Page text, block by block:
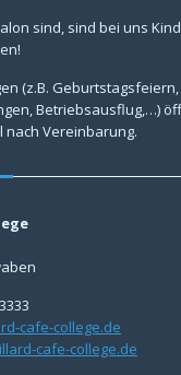
sind, sind bei uns
(z.B. Geburtstagsfeiern,
Betriebsausflug,…)
nach Vereinbarung.
cafe-college.de
cafe-college.de